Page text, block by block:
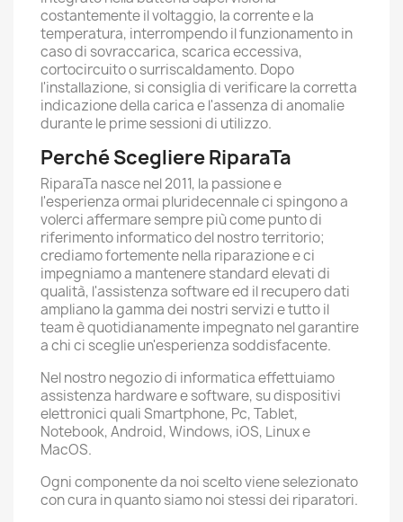
costantemente il voltaggio, la corrente e la
temperatura, interrompendo il funzionamento in
caso di sovraccarica, scarica eccessiva,
cortocircuito o surriscaldamento. Dopo
l'installazione, si consiglia di verificare la corretta
indicazione della carica e l'assenza di anomalie
durante le prime sessioni di utilizzo.
Perché Scegliere RiparaTa
RiparaTa nasce nel 2011, la passione e
l'esperienza ormai pluridecennale ci spingono a
volerci affermare sempre più come punto di
riferimento informatico del nostro territorio;
crediamo fortemente nella riparazione e ci
impegniamo a mantenere standard elevati di
qualità, l'assistenza software ed il recupero dati
ampliano la gamma dei nostri servizi e tutto il
team è quotidianamente impegnato nel garantire
a chi ci sceglie un'esperienza soddisfacente.
Nel nostro negozio di informatica effettuiamo
assistenza hardware e software, su dispositivi
elettronici quali Smartphone, Pc, Tablet,
Notebook, Android, Windows, iOS, Linux e
MacOS.
Ogni componente da noi scelto viene selezionato
con cura in quanto siamo noi stessi dei riparatori.